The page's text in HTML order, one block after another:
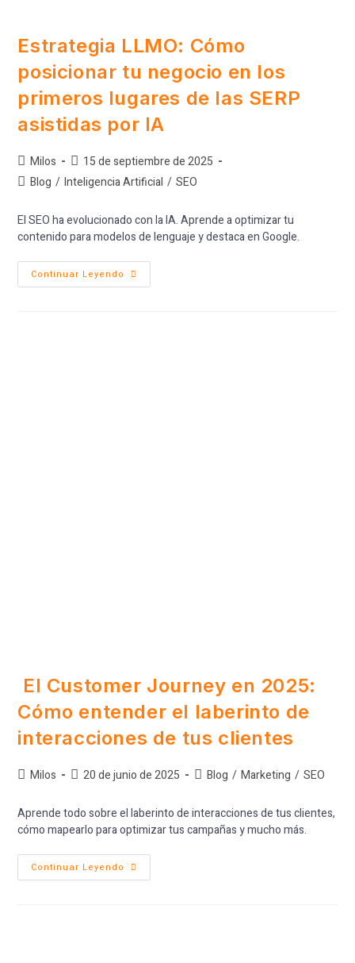
Estrategia LLMO: Cómo
posicionar tu negocio en los
primeros lugares de las SERP
asistidas por IA
Milos
15 de septiembre de 2025
Blog / Inteligencia Artificial / SEO
El SEO ha evolucionado con la IA. Aprende a optimizar tu
contenido para modelos de lenguaje y destaca en Google.
Continuar Leyendo
El Customer Journey en 2025:
Cómo entender el laberinto de
interacciones de tus clientes
Milos 20 de junio de 2025 Blog / Marketing / SEO
Aprende todo sobre el laberinto de interacciones de tus clientes,
cómo mapearlo para optimizar tus campañas y mucho más.
Continuar Leyendo